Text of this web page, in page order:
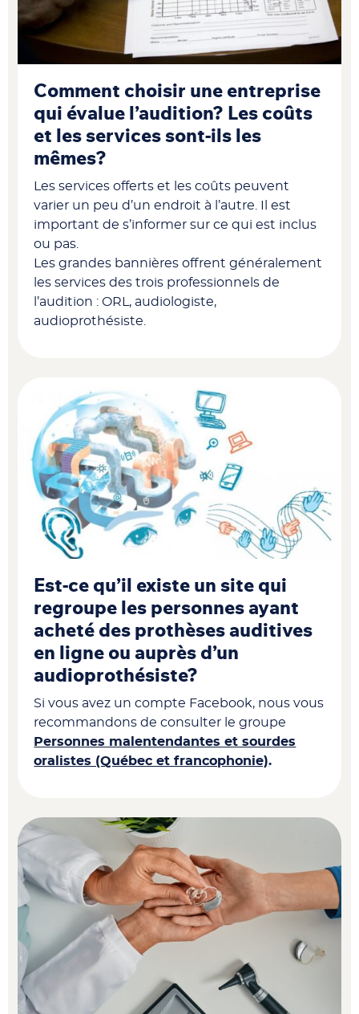
Comment choisir une entreprise
qui évalue l’audition? Les coûts
et les services sont-ils les
mêmes?
Les services offerts et les coûts peuvent
varier un peu d’un endroit à l’autre. Il est
important de s’informer sur ce qui est inclus
ou pas.
Les grandes bannières offrent généralement
les services des trois professionnels de
l’audition : ORL, audiologiste,
audioprothésiste.
Est-ce qu’il existe un site qui
regroupe les personnes ayant
acheté des prothèses auditives
en ligne ou auprès d’un
audioprothésiste?
Si vous avez un compte Facebook, nous vous
recommandons de consulter le groupe
Personnes malentendantes et sourdes
oralistes (Québec et francophonie).